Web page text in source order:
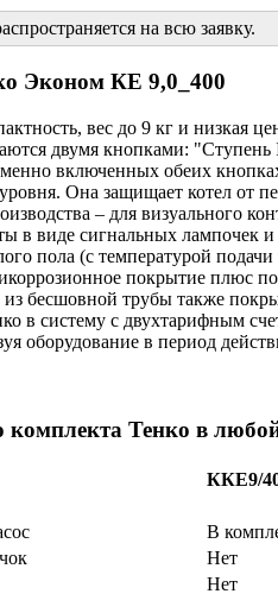
на всю заявку.
Эконом КЕ 9,0_400
вес до 9 кг и низкая
двумя кнопками:
включенных обеих
Она защищает котел от
– для визуального
в виде сигнальных лампочек и
пола (с температурой
покрытие плюс
бесшовной трубы также
в систему с двухтарифным
оборудование в период
комплекта Тенко в
ККЕ9/
В
Нет
Нет